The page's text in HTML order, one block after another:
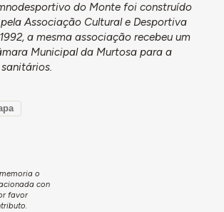
do Monte foi construído
Associação Cultural e Desportiva
a mesma associação recebeu um
Municipal da Murtosa para a
o
con
favor